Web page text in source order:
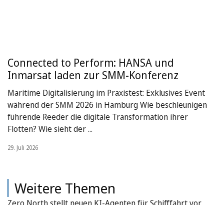
Connected to Perform: HANSA und
Inmarsat laden zur SMM-Konferenz
Maritime Digitalisierung im Praxistest: Exklusives Event
während der SMM 2026 in Hamburg Wie beschleunigen
führende Reeder die digitale Transformation ihrer
Flotten? Wie sieht der ...
29. Juli 2026
Weitere Themen